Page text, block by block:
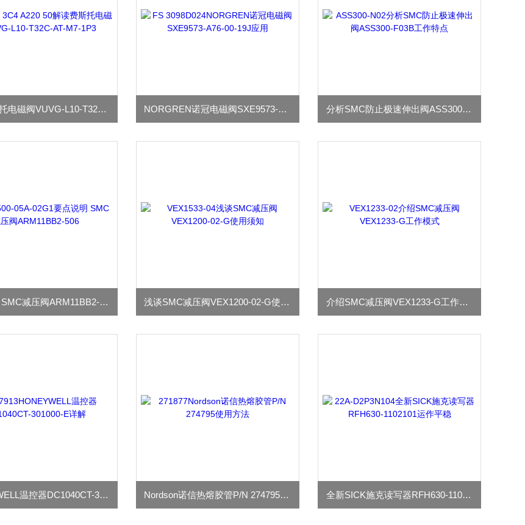
解读费斯托电磁阀VUVG-L10-T32C-AT-M7-1P3 NORGREN诺冠电磁阀SXE9573-A76-00-19J应用 分析SMC防止极速伸出阀ASS300-F03B工作特点
要点说明 SMC减压阀ARM11BB2-506 浅谈SMC减压阀VEX1200-02-G使用须知 介绍SMC减压阀VEX1233-G工作模式
HONEYWELL温控器DC1040CT-301000-E详解 Nordson诺信热熔胶管P/N 274795使用方法 全新SICK施克读写器RFH630-1102101运作平稳